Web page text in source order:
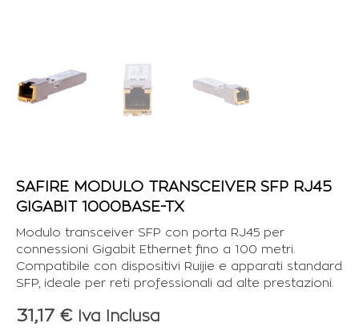
SAFIRE MODULO TRANSCEIVER SFP RJ45
GIGABIT 1000BASE-TX
Modulo transceiver SFP con porta RJ45 per
connessioni Gigabit Ethernet fino a 100 metri.
Compatibile con dispositivi Ruijie e apparati standard
SFP, ideale per reti professionali ad alte prestazioni.
31,17 € Iva Inclusa